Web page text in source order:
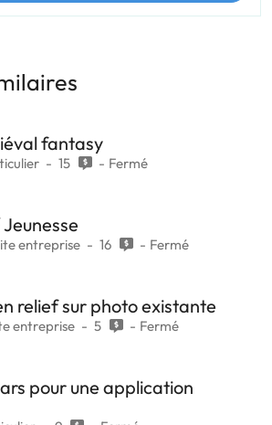
fantasy
15 Fermé
entreprise 16 Fermé
relief sur photo existante
entreprise 5 Fermé
pour une application